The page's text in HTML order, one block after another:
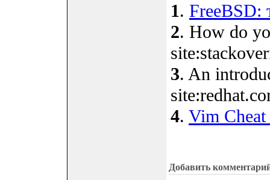
1. FreeBSD:
2. How do
3. An
4. Vim
Добавить